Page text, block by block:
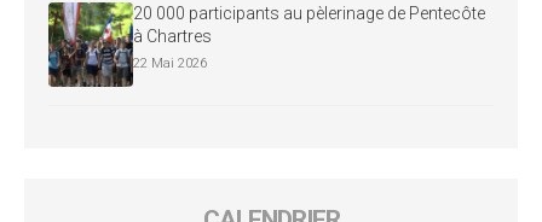
20 000 participants au pèlerinage de Pentecôte
à Chartres
22 Mai 2026